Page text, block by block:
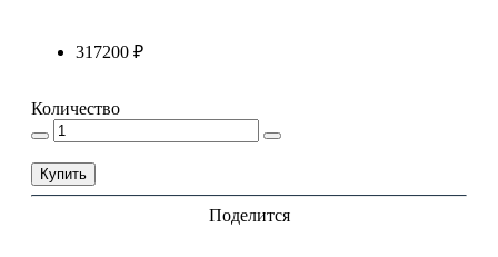
317200 ₽
Количество
Купить
Поделится